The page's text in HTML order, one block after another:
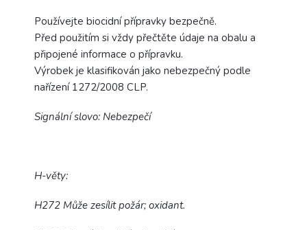
Používejte biocidní přípravky bezpečně.
Před použitím si vždy přečtěte údaje na obalu a
připojené informace o přípravku.
Výrobek je klasifikován jako nebezpečný podle
nařízení 1272/2008 CLP.
Signální slovo: Nebezpečí
H-věty:
H272 Může zesílit požár; oxidant.